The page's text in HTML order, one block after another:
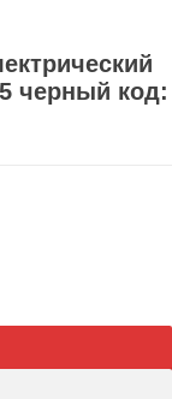
черный код: